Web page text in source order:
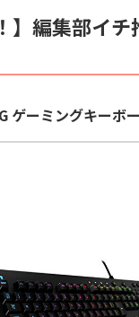
】編集部イ
ゲーミングキーボ